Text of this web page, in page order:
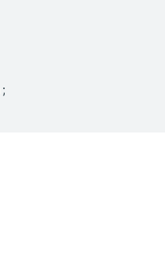
;